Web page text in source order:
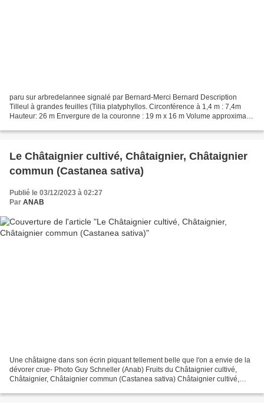
paru sur arbredelannee signalé par Bernard-Merci Bernard Description
Tilleul à grandes feuilles (Tilia platyphyllos. Circonférence à 1,4 m : 7,4m
Hauteur: 26 m Envergure de la couronne : 19 m x 16 m Volume approximatif
Le Châtaignier cultivé, Châtaignier, Châtaignier
commun (Castanea sativa)
Publié le 03/12/2023 à 02:27
Par ANAB
Une châtaigne dans son écrin piquant tellement belle que l'on a envie de la
dévorer crue- Photo Guy Schneller (Anab) Fruits du Châtaignier cultivé,
Châtaignier, Châtaignier commun (Castanea sativa) Châtaignier cultivé,